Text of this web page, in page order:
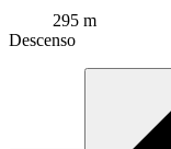
295 m
Descenso